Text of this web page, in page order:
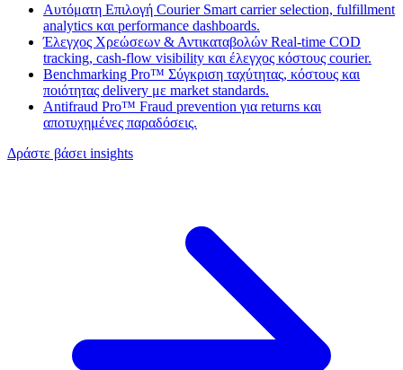
Αυτόματη Επιλογή Courier Smart carrier selection, fulfillment
analytics και performance dashboards.
Έλεγχος Χρεώσεων & Αντικαταβολών Real-time COD
tracking, cash-flow visibility και έλεγχος κόστους courier.
Benchmarking Pro™ Σύγκριση ταχύτητας, κόστους και
ποιότητας delivery με market standards.
Antifraud Pro™ Fraud prevention για returns και
αποτυχημένες παραδόσεις.
Δράστε βάσει insights